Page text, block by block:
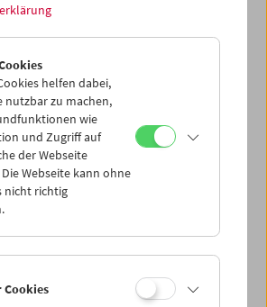
Mo 4.9.
Di 5.9.
Mi 6.9.
Do 7.9.
Sa 9.9.
helfen dabei,
nutzbar zu machen,
wie
und Zugriff auf
der Webseite
Webseite kann ohne
nicht richtig